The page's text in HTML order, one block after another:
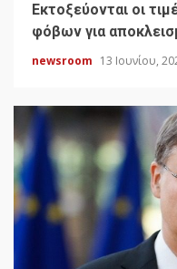
Εκτοξεύονται οι
φόβων για
newsroom 13 Ιουνίου,